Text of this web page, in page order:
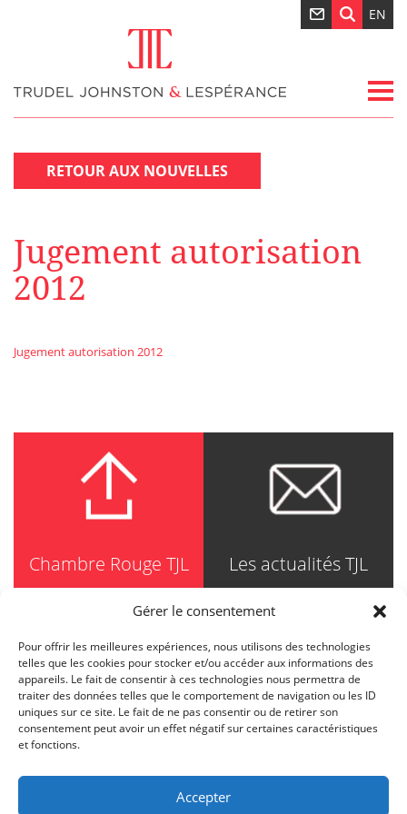
Gérer le consentement
Pour offrir les meilleures expériences, nous utilisons des technologies
telles que les cookies pour stocker et/ou accéder aux informations des
appareils. Le fait de consentir à ces technologies nous permettra de
traiter des données telles que le comportement de navigation ou les ID
uniques sur ce site. Le fait de ne pas consentir ou de retirer son
consentement peut avoir un effet négatif sur certaines caractéristiques
et fonctions.
Accepter
EN
RETOUR AUX NOUVELLES
Jugement autorisation
2012
Jugement autorisation 2012
Chambre Rouge TJL Les actualités TJL
TRUDEL JOHNSTON & LESPÉRANCE
Avocats / Barristers & Solicitors
750, Côte de la Place d'Armes, Suite 90
Montréal (Quebec) H2Y 2X8
T514 871-8385
1-844-588-8385
info@tjl.quebec